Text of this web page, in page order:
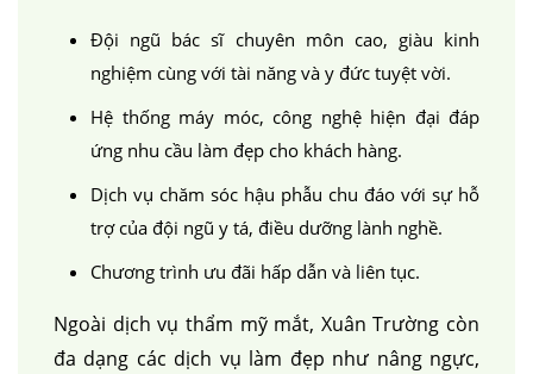
Đội ngũ bác sĩ chuyên môn cao, giàu kinh
nghiệm cùng với tài năng và y đức tuyệt vời.
Hệ thống máy móc, công nghệ hiện đại đáp
ứng nhu cầu làm đẹp cho khách hàng.
Dịch vụ chăm sóc hậu phẫu chu đáo với sự hỗ
trợ của đội ngũ y tá, điều dưỡng lành nghề.
Chương trình ưu đãi hấp dẫn và liên tục.
Ngoài dịch vụ thẩm mỹ mắt, Xuân Trường còn
đa dạng các dịch vụ làm đẹp như nâng ngực,